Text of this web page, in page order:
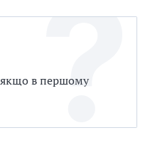
якщо в першому